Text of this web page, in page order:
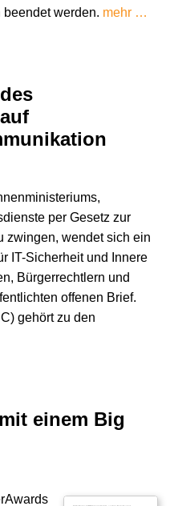
werden. mehr …
per Gesetz zur
zwingen, wendet sich ein
IT-Sicherheit und Innere
Bürgerrechtlern und
offenen Brief.
gehört zu den
einem Big